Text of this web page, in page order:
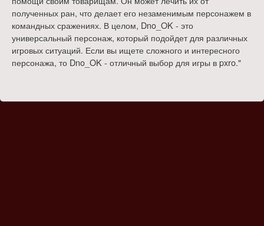
полученных ран, что делает его незаменимым персонажем в
командных сражениях. В целом, Dno_OK - это
универсальный персонаж, который подойдет для различных
игровых ситуаций. Если вы ищете сложного и интересного
персонажа, то Dno_OK - отличный выбор для игры в pxro."